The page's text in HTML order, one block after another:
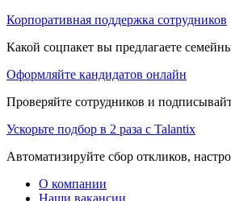
Корпоративная поддержка сотрудников
Какой соцпакет вы предлагаете
Оформляйте кандидатов онлайн
Проверяйте сотрудников и
Ускорьте подбор в 2 раза с Talantix
Автоматизируйте сбор откликов,
О компании
Наши вакансии